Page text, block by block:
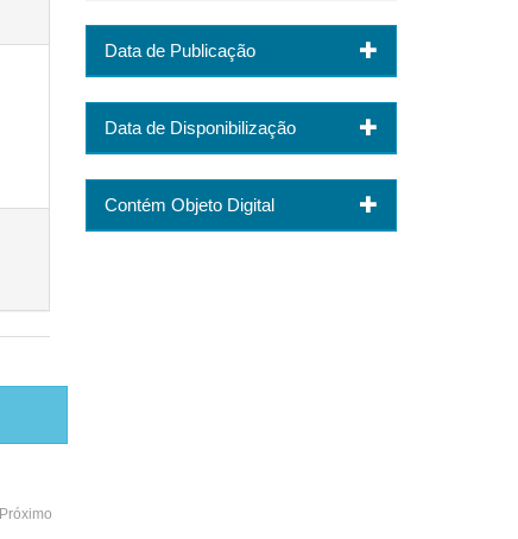
Próximo
Data de Publicação
Data de Disponibilização
Contém Objeto Digital